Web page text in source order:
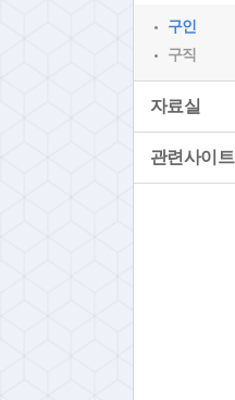
구인
구직
자료실
관련사이트